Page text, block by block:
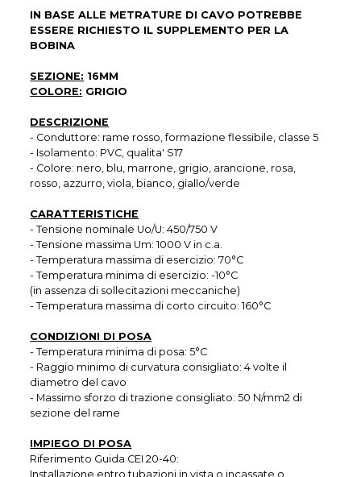
IN BASE ALLE METRATURE DI CAVO POTREBBE
ESSERE RICHIESTO IL SUPPLEMENTO PER LA
BOBINA
SEZIONE: 16MM
COLORE: GRIGIO
DESCRIZIONE
- Conduttore: rame rosso, formazione flessibile, classe 5
- Isolamento: PVC, qualita' S17
- Colore: nero, blu, marrone, grigio, arancione, rosa,
rosso, azzurro, viola, bianco, giallo/verde
CARATTERISTICHE
- Tensione nominale Uo/U: 450/750 V
- Tensione massima Um: 1000 V in c.a.
- Temperatura massima di esercizio: 70°C
- Temperatura minima di esercizio: -10°C
(in assenza di sollecitazioni meccaniche)
- Temperatura massima di corto circuito: 160°C
CONDIZIONI DI POSA
- Temperatura minima di posa: 5°C
- Raggio minimo di curvatura consigliato: 4 volte il
diametro del cavo
- Massimo sforzo di trazione consigliato: 50 N/mm2 di
sezione del rame
IMPIEGO DI POSA
Riferimento Guida CEI 20-40:
Installazione entro tubazioni in vista o incassate o